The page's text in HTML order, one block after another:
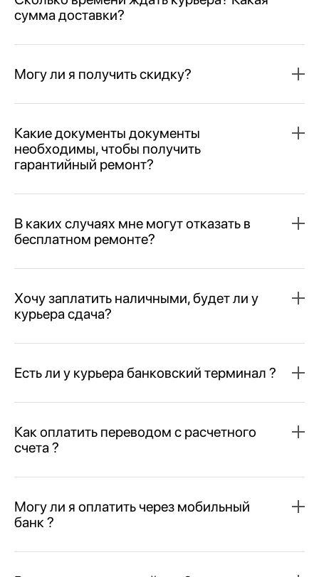
сумма доставки?
Могу ли я получить скидку?
Какие документы документы
необходимы, чтобы получить
гарантийный ремонт?
В каких случаях мне могут отказать в
бесплатном ремонте?
Хочу заплатить наличными, будет ли у
курьера сдача?
Есть ли у курьера банковский терминал ?
Как оплатить переводом с расчетного
счета ?
Могу ли я оплатить через мобильный
банк ?